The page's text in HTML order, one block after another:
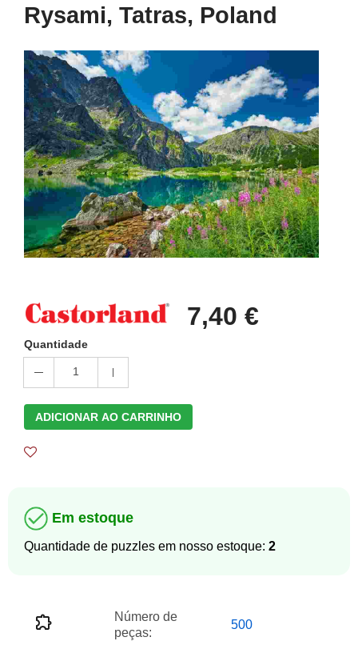
Rysami, Tatras, Poland
7,40 €
Quantidade
1
ADICIONAR AO CARRINHO
Em estoque
Quantidade de puzzles em nosso estoque: 2
Número de
peças:
500